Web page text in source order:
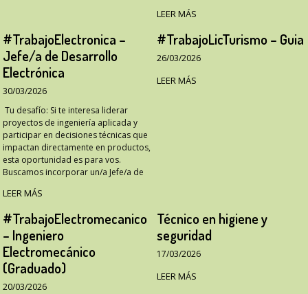
LEER MÁS
#TrabajoElectronica –
Jefe/a de Desarrollo
Electrónica
30/03/2026
Tu desafío: Si te interesa liderar
proyectos de ingeniería aplicada y
participar en decisiones técnicas que
impactan directamente en productos,
esta oportunidad es para vos.
Buscamos incorporar un/a Jefe/a de
LEER MÁS
#TrabajoLicTurismo – Guia
26/03/2026
LEER MÁS
#TrabajoElectromecanico
– Ingeniero
Electromecánico
(Graduado)
20/03/2026
Técnico en higiene y
seguridad
17/03/2026
LEER MÁS